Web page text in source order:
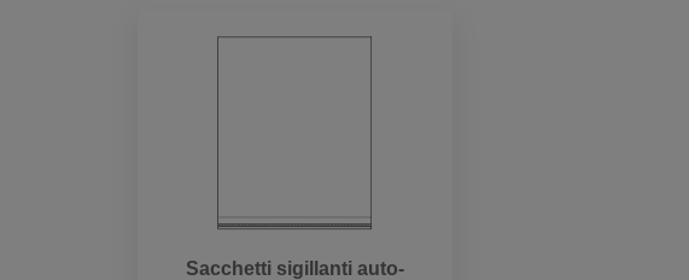
Sacchetti sigillanti auto-